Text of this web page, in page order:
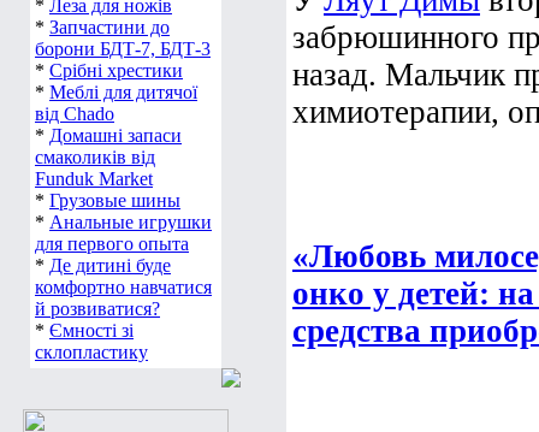
* Леза для ножів
* Запчастини до
борони БДТ-7, БДТ-3
* Срібні хрестики
* Меблі для дитячої
від Chado
* Домашні запаси
смаколиків від
Funduk Market
* Грузовые шины
* Анальные игрушки
для первого опыта
* Де дитині буде
комфортно навчатися
й розвиватися?
* Ємності зі
склопластику
забрюшинного
назад. Мальчик
химиотерапии,
«Любовь
онко у детей:
средства